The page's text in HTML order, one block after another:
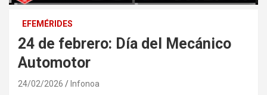
EFEMÉRIDES
24 de febrero: Día del Mecánico
Automotor
24/02/2026 Infonoa